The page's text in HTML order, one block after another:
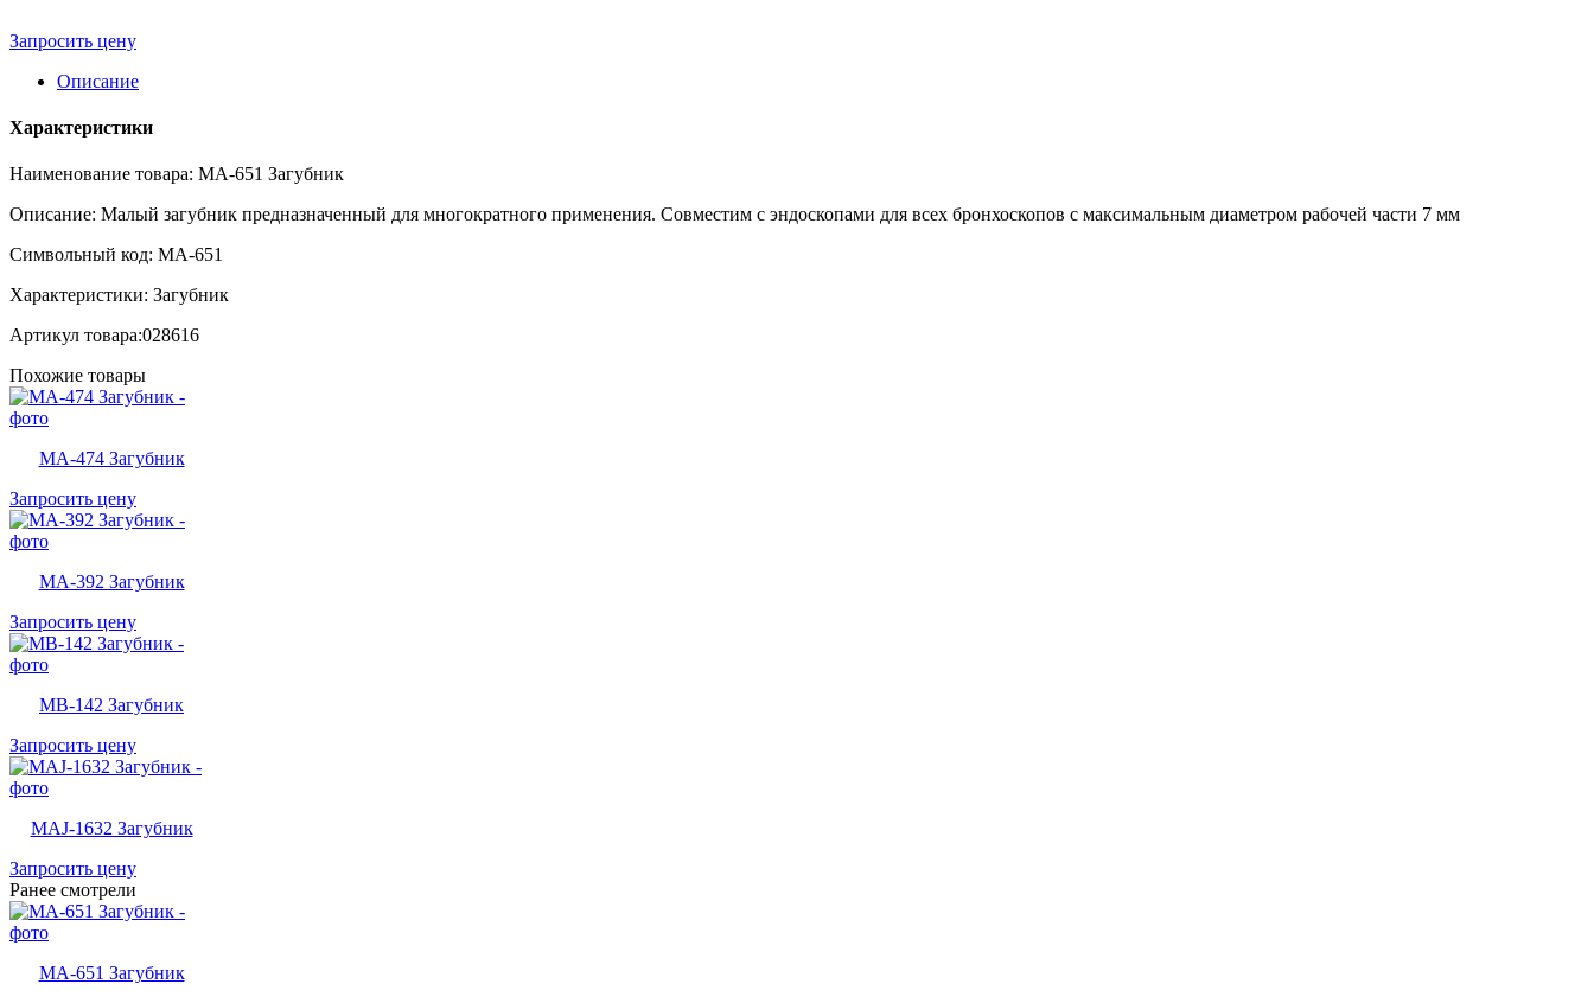
Запросить цену
Описание
Характеристики
Наименование товара: MA-651 Загубник
Описание: Малый загубник предназначенный для многократного применения. Совместим с эндоскопами для всех бронхоскопов с максимальным диаметром рабочей части 7 мм
Символьный код: MA-651
Характеристики: Загубник
Артикул товара:028616
Похожие товары
MA-474 Загубник
Запросить цену
MA-392 Загубник
Запросить цену
MB-142 Загубник
Запросить цену
MAJ-1632 Загубник
Запросить цену
Ранее смотрели
MA-651 Загубник